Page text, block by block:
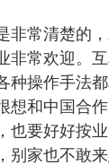
非常清楚的
非常欢迎。
种操作手法都
想和中国合作
也要好好按
别家也不敢